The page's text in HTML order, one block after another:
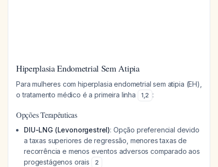
Hiperplasia Endometrial Sem Atipia
Para mulheres com hiperplasia endometrial sem atipia (EH),
o tratamento médico é a primeira linha
1,2 :
Opções Terapêuticas
DIU-LNG (Levonorgestrel): Opção preferencial devido
a taxas superiores de regressão, menores taxas de
recorrência e menos eventos adversos comparado aos
progestágenos orais
2